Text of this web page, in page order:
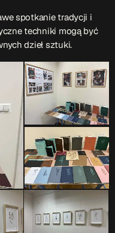
spotkanie tradycji i
techniki mogą być
dzieł sztuki.